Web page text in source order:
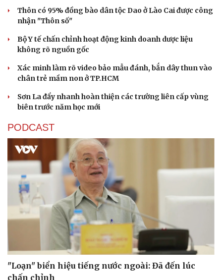
Văn học
Âm nhạc
Di sản
Thời trang
Sao Việt
Thôn có 95% đồng bào dân tộc Dao ở Lào Cai được công
nhận "Thôn số"
Bộ Y tế chấn chỉnh hoạt động kinh doanh dược liệu
không rõ nguồn gốc
Xác minh làm rõ video bảo mẫu đánh, bắn dây thun vào
chân trẻ mầm non ở TP.HCM
Sơn La đẩy nhanh hoàn thiện các trường liên cấp vùng
biên trước năm học mới
PODCAST
"Loạn" biển hiệu tiếng nước ngoài: Đã đến lúc
chấn chỉnh